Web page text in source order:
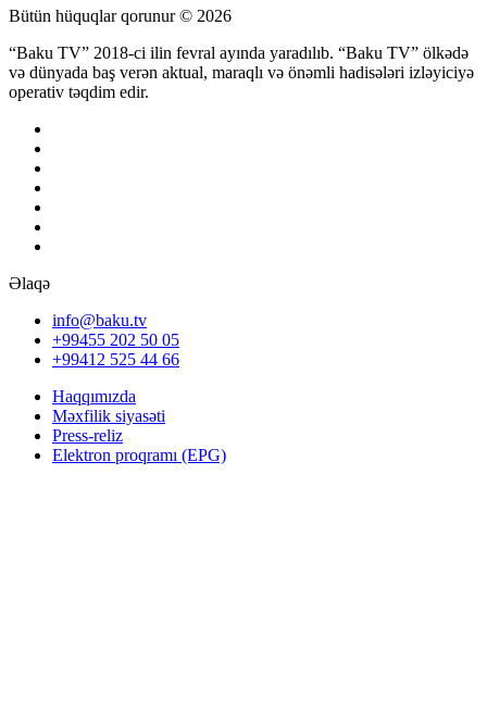
Bütün hüquqlar qorunur © 2026
“Baku TV” 2018-ci ilin fevral ayında yaradılıb. “Baku TV” ölkədə
və dünyada baş verən aktual, maraqlı və önəmli hadisələri izləyiciyə
operativ təqdim edir.
Əlaqə
info@baku.tv
+99455 202 50 05
+99412 525 44 66
Haqqımızda
Məxfilik siyasəti
Press-reliz
Elektron proqramı (EPG)